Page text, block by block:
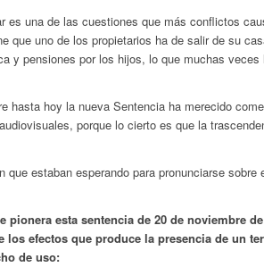
es una de las cuestiones que más conflictos
que uno de los propietarios ha de salir de su
y pensiones por los hijos, lo que muchas veces
hasta hoy la nueva Sentencia ha merecido
porque lo cierto es que la
que estaban esperando para pronunciarse sobre
esta sentencia de 20 de noviembre
efectos que produce la presencia de un
de uso: